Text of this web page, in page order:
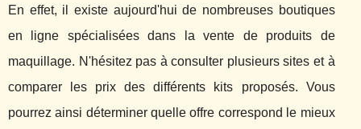
En effet, il existe aujourd'hui de nombreuses boutiques
en ligne spécialisées dans la vente de produits de
maquillage. N'hésitez pas à consulter plusieurs sites et à
comparer les prix des différents kits proposés. Vous
pourrez ainsi déterminer quelle offre correspond le mieux